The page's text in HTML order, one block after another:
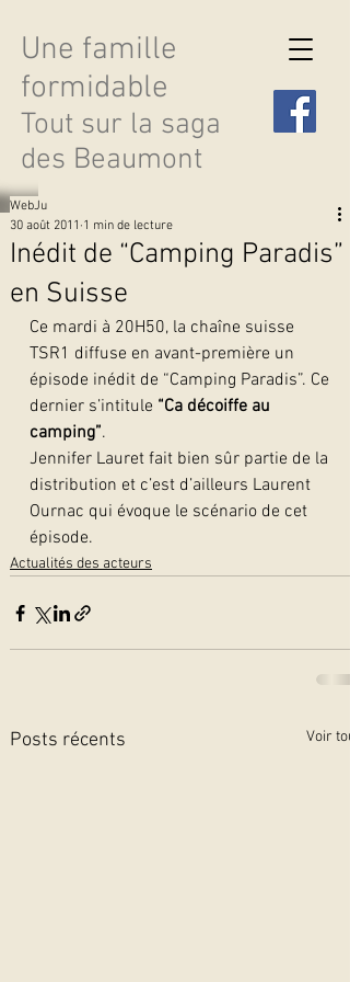
Une famille
formidable
Tout sur la saga
des Beaumont
Découvrir les saisons
Inédit de “Camping Paradis”
en Suisse
WebJu
30 août 2011 1 min de lecture
Ce mardi à 20H50, la chaîne suisse
TSR1 diffuse en avant-première un
épisode inédit de “Camping Paradis”. Ce
dernier s’intitule “Ca décoiffe au
camping”.
Jennifer Lauret fait bien sûr partie de la
distribution et c’est d’ailleurs Laurent
Ournac qui évoque le scénario de cet
épisode.
Actualités des acteurs
Posts récents Voir tout